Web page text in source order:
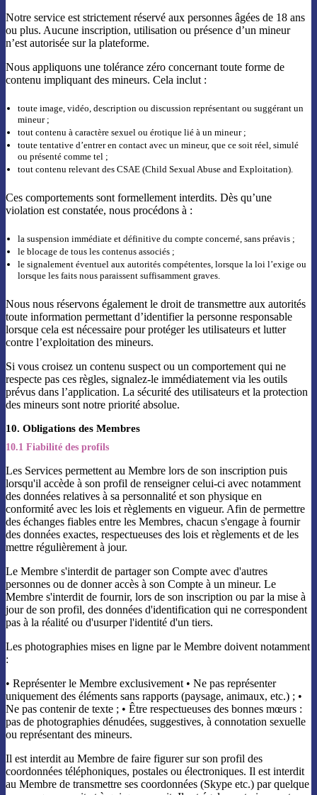
Notre service est strictement réservé aux personnes âgées de 18 ans
ou plus. Aucune inscription, utilisation ou présence d’un mineur
n’est autorisée sur la plateforme.
Nous appliquons une tolérance zéro concernant toute forme de
contenu impliquant des mineurs. Cela inclut :
toute image, vidéo, description ou discussion représentant ou suggérant un
mineur ;
tout contenu à caractère sexuel ou érotique lié à un mineur ;
toute tentative d’entrer en contact avec un mineur, que ce soit réel, simulé
ou présenté comme tel ;
tout contenu relevant des CSAE (Child Sexual Abuse and Exploitation).
Ces comportements sont formellement interdits. Dès qu’une
violation est constatée, nous procédons à :
la suspension immédiate et définitive du compte concerné, sans préavis ;
le blocage de tous les contenus associés ;
le signalement éventuel aux autorités compétentes, lorsque la loi l’exige ou
lorsque les faits nous paraissent suffisamment graves.
Nous nous réservons également le droit de transmettre aux autorités
toute information permettant d’identifier la personne responsable
lorsque cela est nécessaire pour protéger les utilisateurs et lutter
contre l’exploitation des mineurs.
Si vous croisez un contenu suspect ou un comportement qui ne
respecte pas ces règles, signalez-le immédiatement via les outils
prévus dans l’application. La sécurité des utilisateurs et la protection
des mineurs sont notre priorité absolue.
10. Obligations des Membres
10.1 Fiabilité des profils
Les Services permettent au Membre lors de son inscription puis
lorsqu'il accède à son profil de renseigner celui-ci avec notamment
des données relatives à sa personnalité et son physique en
conformité avec les lois et règlements en vigueur. Afin de permettre
des échanges fiables entre les Membres, chacun s'engage à fournir
des données exactes, respectueuses des lois et règlements et de les
mettre régulièrement à jour.
Le Membre s'interdit de partager son Compte avec d'autres
personnes ou de donner accès à son Compte à un mineur. Le
Membre s'interdit de fournir, lors de son inscription ou par la mise à
jour de son profil, des données d'identification qui ne correspondent
pas à la réalité ou d'usurper l'identité d'un tiers.
Les photographies mises en ligne par le Membre doivent notamment
:
• Représenter le Membre exclusivement • Ne pas représenter
uniquement des éléments sans rapports (paysage, animaux, etc.) ; •
Ne pas contenir de texte ; • Être respectueuses des bonnes mœurs :
pas de photographies dénudées, suggestives, à connotation sexuelle
ou représentant des mineurs.
Il est interdit au Membre de faire figurer sur son profil des
coordonnées téléphoniques, postales ou électroniques. Il est interdit
au Membre de transmettre ses coordonnées (Skype etc.) par quelque